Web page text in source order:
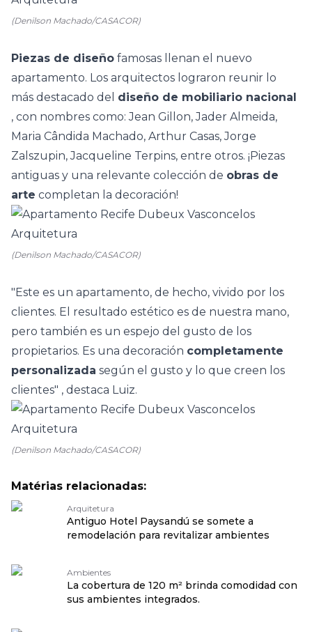
(Denilson Machado/CASACOR)
Piezas de diseño famosas llenan el nuevo
apartamento. Los arquitectos lograron reunir lo
más destacado del diseño de mobiliario nacional
, con nombres como: Jean Gillon, Jader Almeida,
Maria Cândida Machado, Arthur Casas, Jorge
Zalszupin, Jacqueline Terpins, entre otros. ¡Piezas
antiguas y una relevante colección de obras de
arte completan la decoración!
(Denilson Machado/CASACOR)
"Este es un apartamento, de hecho, vivido por los
clientes. El resultado estético es de nuestra mano,
pero también es un espejo del gusto de los
propietarios. Es una decoración completamente
personalizada según el gusto y lo que creen los
clientes" , destaca Luiz.
(Denilson Machado/CASACOR)
Matérias relacionadas:
Arquitetura
Antiguo Hotel Paysandú se somete a
remodelación para revitalizar ambientes
Ambientes
La cobertura de 120 m² brinda comodidad con
sus ambientes integrados.